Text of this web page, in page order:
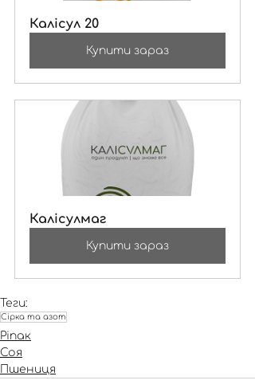
Калісул 20
Купити зараз
Калісулмаг
Купити зараз
Теги:
Сірка та азот
Ріпак
Соя
Пшениця